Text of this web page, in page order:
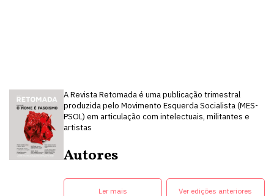
A Revista Retomada é uma publicação trimestral
produzida pelo Movimento Esquerda Socialista (MES-
PSOL) em articulação com intelectuais, militantes e
artistas
Autores
Ler mais Ver edições anteriores